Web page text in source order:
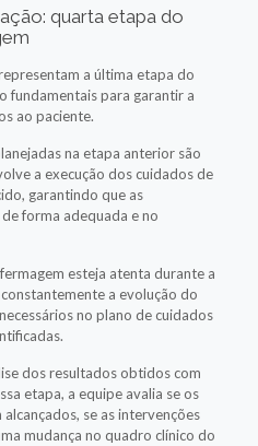
quarta etapa do
a última etapa do
fundamentais para garantir a
ao paciente.
na etapa anterior são
a execução dos cuidados de
garantindo que as
forma adequada e no
esteja atenta durante a
a evolução do
no plano de cuidados
dos resultados obtidos com
etapa, a equipe avalia se os
se as intervenções
mudança no quadro clínico do